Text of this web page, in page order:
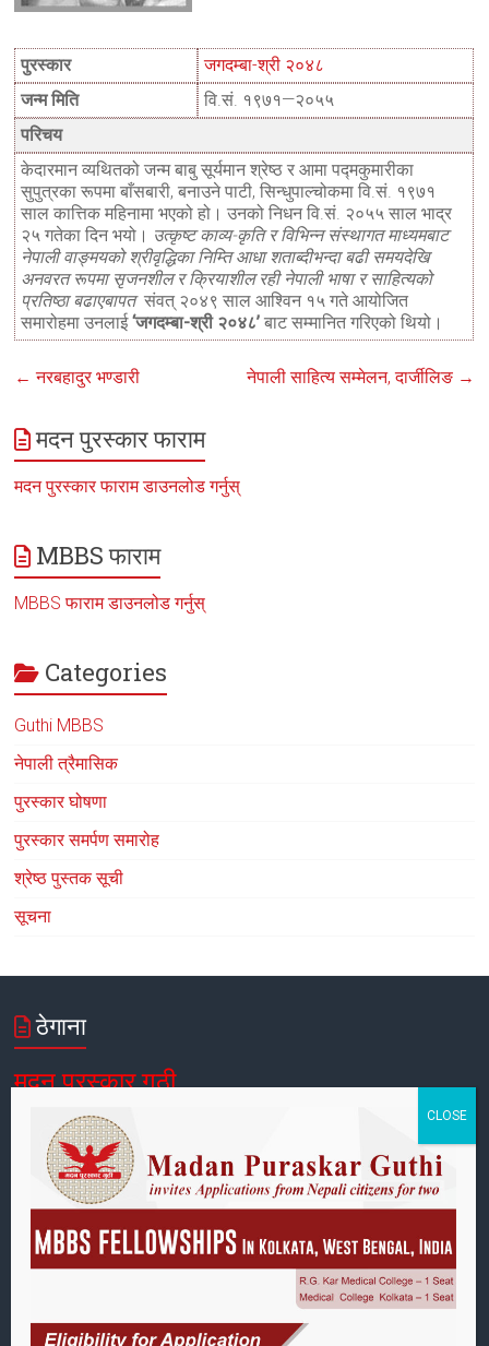
पुरस्कार
जगदम्बा-श्री २०४८
जन्म मिति
वि.सं. १९७१—२०५५
परिचय
केदारमान व्यथितको जन्म बाबु सूर्यमान श्रेष्ठ र आमा पद्‍मकुमारीका
सुपुत्रका रूपमा बाँसबारी, बनाउने पाटी, सिन्धुपाल्चोकमा वि.सं. १९७१
साल कात्तिक महिनामा भएको हो। उनको निधनवि.सं. २०५५ साल भाद्र
२५ गतेका दिन भयो। उत्कृष्ट काव्य-कृति र विभिन्न संस्थागत माध्यमबाट
नेपाली वाङ्मयको श्रीवृद्धिका निम्ति आधा शताब्दीभन्दा बढी समयदेखि
अनवरत रूपमा सृजनशील र क्रियाशील रही नेपाली भाषा र साहित्यको
प्रतिष्ठा बढाएबापतसंवत् २०४९ साल आश्विन १५ गते आयोजित
समारोहमा उनलाई‘जगदम्बा-श्री २०४८’ बाट सम्मानित गरिएको थियो।
← नरबहादुर भण्डारी नेपाली साहित्य सम्मेलन, दार्जीलिङ →
मदन पुरस्कार फाराम
मदन पुरस्कार फाराम डाउनलोड गर्नुस्
MBBS फाराम
MBBS फाराम डाउनलोड गर्नुस्
Categories
Guthi MBBS
नेपाली त्रैमासिक
पुरस्कार घोषणा
पुरस्कार समर्पण समारोह
श्रेष्ठ पुस्तक सूची
सूचना
ठेगाना
मदन पुरस्कार गुठी
पोष्ट बक्स नं:४२,
पाटनढोका, ललितपुर, नेपाल
९७७-१-५४२१३९३, ५४४९९४८
info@mpp.org.np
कार्यालय समय
शनिबार:बन्द